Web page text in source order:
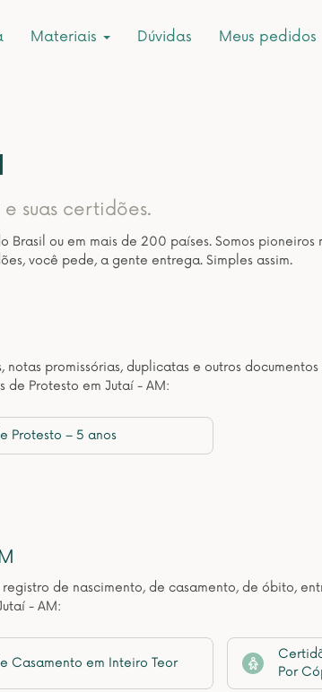
Materiais Dúvidas Meus pedidos
suas certidões.
ou em mais de 200 países. Somos pioneiros
você pede, a gente entrega. Simples assim.
promissórias, duplicatas e outros
Protesto em Jutaí - AM:
Protesto – 5 anos
de nascimento, de casamento, de óbito,
- AM:
Casamento em Inteiro Teor
Por